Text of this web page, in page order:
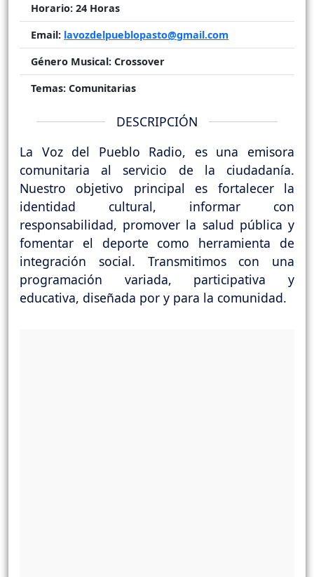
Horario: 24 Horas
Email: lavozdelpueblopasto@gmail.com
Género Musical: Crossover
Temas: Comunitarias
DESCRIPCIÓN
La Voz del Pueblo Radio, es una emisora
comunitaria al servicio de la ciudadanía.
Nuestro objetivo principal es fortalecer la
identidad cultural, informar con
responsabilidad, promover la salud pública y
fomentar el deporte como herramienta de
integración social. Transmitimos con una
programación variada, participativa y
educativa, diseñada por y para la comunidad.